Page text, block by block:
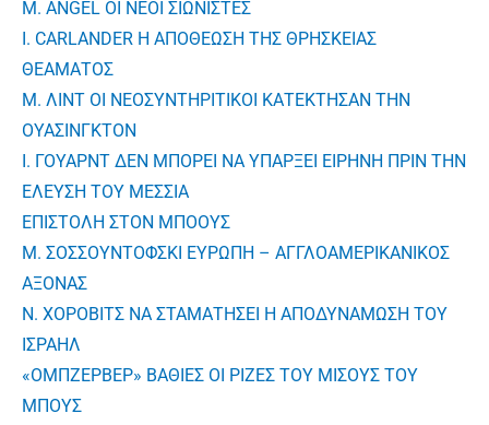
Μ. ANGEL ΟΙ ΝΕΟΙ ΣΙΩΝΙΣΤΕΣ
Ι. CARLANDER Η ΑΠΟΘΕΩΣΗ ΤΗΣ ΘΡΗΣΚΕΙΑΣ
ΘΕΑΜΑΤΟΣ
M. ΛΙΝΤ ΟΙ ΝΕΟΣΥΝΤΗΡΙΤΙΚΟΙ ΚΑΤΕΚΤΗΣΑΝ ΤΗΝ
ΟΥΑΣΙΝΓΚΤΟΝ
Ι. ΓΟΥΑΡΝΤ ΔΕΝ ΜΠΟΡΕΙ ΝΑ ΥΠΑΡΞΕΙ ΕΙΡΗΝΗ ΠΡΙΝ ΤΗΝ
ΕΛΕΥΣΗ ΤΟΥ ΜΕΣΣΙΑ
ΕΠΙΣΤΟΛΗ ΣΤΟΝ ΜΠΟΟΥΣ
Μ. ΣΟΣΣΟΥΝΤΟΦΣΚΙ ΕΥΡΩΠΗ – ΑΓΓΛΟΑΜΕΡΙΚΑΝΙΚΟΣ
ΑΞΟΝΑΣ
Ν. ΧΟΡΟΒΙΤΣ ΝΑ ΣΤΑΜΑΤΗΣΕΙ Η ΑΠΟΔΥΝΑΜΩΣΗ ΤΟΥ
ΙΣΡΑΗΛ
«ΟΜΠΖΕΡΒΕΡ» ΒΑΘΙΕΣ ΟΙ ΡΙΖΕΣ ΤΟΥ ΜΙΣΟΥΣ ΤΟΥ
ΜΠΟΥΣ